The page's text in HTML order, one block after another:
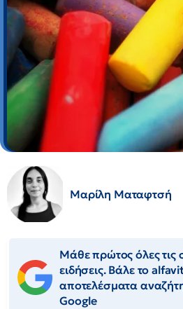
Μαρίλη Ματαφτσή
Μάθε πρώτος όλες τις
ειδήσεις. Βάλε το
αποτελέσματα
Google